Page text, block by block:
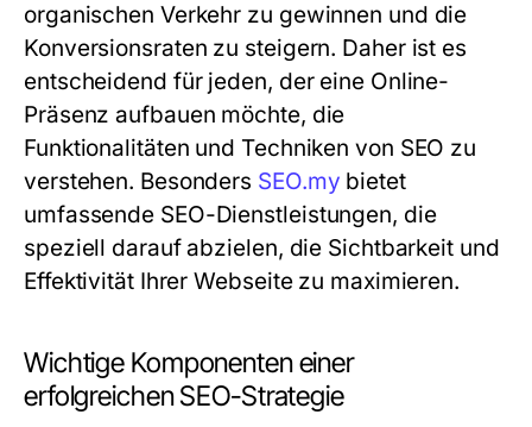
organischen Verkehr zu gewinnen und die
Konversionsraten zu steigern. Daher ist es
entscheidend für jeden, der eine Online-
Präsenz aufbauen möchte, die
Funktionalitäten und Techniken von SEO zu
verstehen. Besonders SEO.my bietet
umfassende SEO-Dienstleistungen, die
speziell darauf abzielen, die Sichtbarkeit und
Effektivität Ihrer Webseite zu maximieren.
Wichtige Komponenten einer
erfolgreichen SEO-Strategie